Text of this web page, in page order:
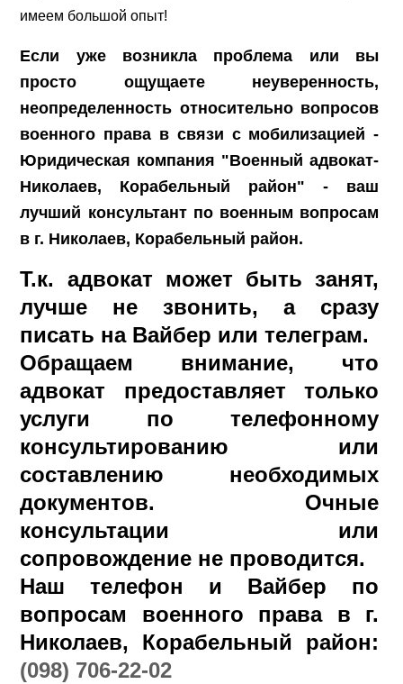
имеем большой опыт!
Если уже возникла проблема или вы
просто ощущаете неуверенность,
неопределенность относительно вопросов
военного права в связи с мобилизацией -
Юридическая компания "Военный адвокат-
Николаев, Корабельный район" - ваш
лучший консультант по военным вопросам
в г. Николаев, Корабельный район.
Т.к. адвокат может быть занят,
лучше не звонить, а сразу
писать на Вайбер или телеграм.
Обращаем внимание, что
адвокат предоставляет только
услуги по телефонному
консультированию или
составлению необходимых
документов. Очные
консультации или
сопровождение не проводится.
Наш телефон и Вайбер по
вопросам военного права в г.
Николаев, Корабельный район:
(098) 706-22-02